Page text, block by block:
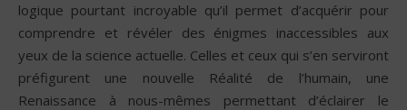
logique pourtant incroyable qu’il permet d’acquérir pour
comprendre et révéler des énigmes inaccessibles aux
yeux de la science actuelle. Celles et ceux qui s’en serviront
préfigurent une nouvelle Réalité de l’humain, une
Renaissance à nous-mêmes permettant d’éclairer le